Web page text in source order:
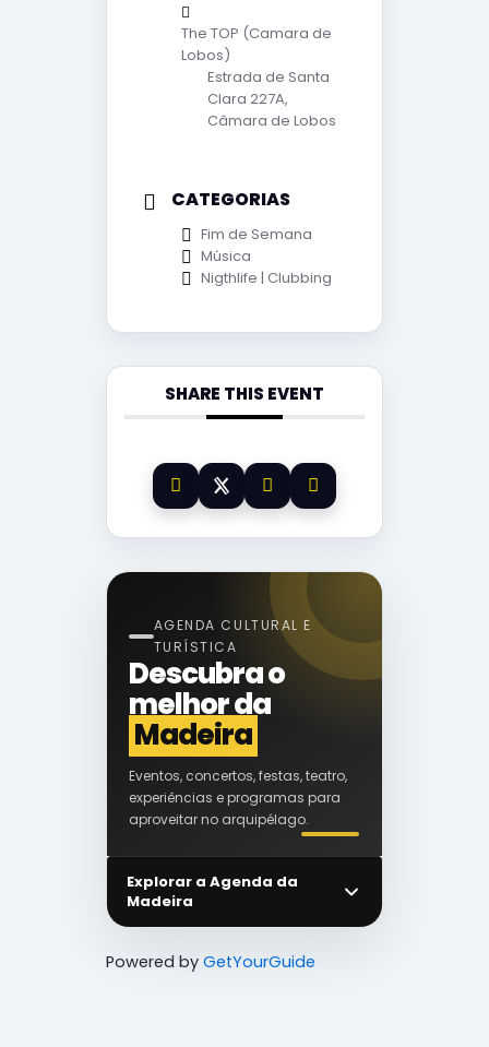
The TOP (Camara de
Lobos)
Estrada de Santa
Clara 227A,
Câmara de Lobos
CATEGORIAS
Fim de Semana
Música
Nigthlife | Clubbing
SHARE THIS EVENT
AGENDA CULTURAL E
TURÍSTICA
Descubra o
melhor da
Madeira
Eventos, concertos, festas, teatro,
experiências e programas para
aproveitar no arquipélago.
Explorar a Agenda da
Madeira
Powered by GetYourGuide